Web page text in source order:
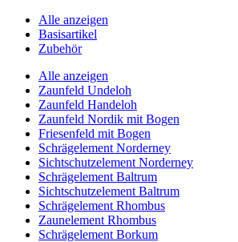
Alle anzeigen
Basisartikel
Zubehör
Alle anzeigen
Zaunfeld Undeloh
Zaunfeld Handeloh
Zaunfeld Nordik mit Bogen
Friesenfeld mit Bogen
Schrägelement Norderney
Sichtschutzelement Norderney
Schrägelement Baltrum
Sichtschutzelement Baltrum
Schrägelement Rhombus
Zaunelement Rhombus
Schrägelement Borkum